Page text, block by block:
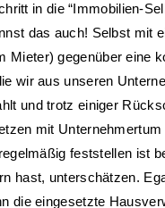
in die “Immobilien-
das auch! Selbst
Mieter) gegenüber eine
wir aus unseren
und trotz einiger
mit
feststellen ist
hast, unterschätzen.
die eingesetzte